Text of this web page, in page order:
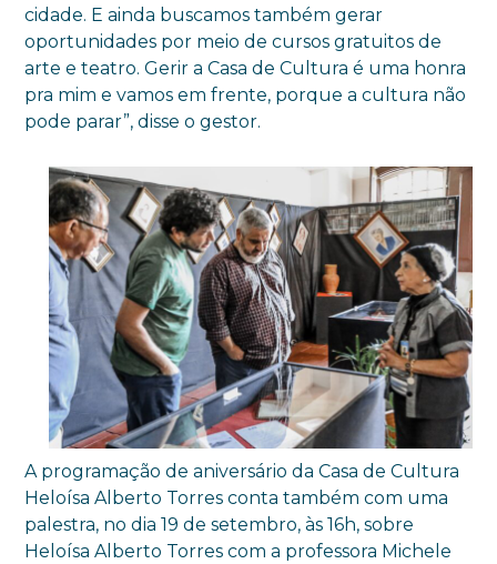
cidade. E ainda buscamos também gerar
oportunidades por meio de cursos gratuitos de
arte e teatro. Gerir a Casa de Cultura é uma honra
pra mim e vamos em frente, porque a cultura não
pode parar”, disse o gestor.
A programação de aniversário da Casa de Cultura
Heloísa Alberto Torres conta também com uma
palestra, no dia 19 de setembro, às 16h, sobre
Heloísa Alberto Torres com a professora Michele